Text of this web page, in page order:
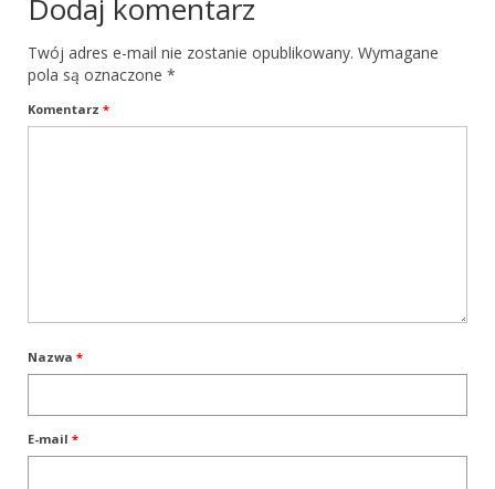
PT – Posłuszeństwo
Dodaj komentarz
Twój adres e-mail nie zostanie opublikowany. Wymagane
pola są oznaczone *
Komentarz *
Nazwa *
E-mail *